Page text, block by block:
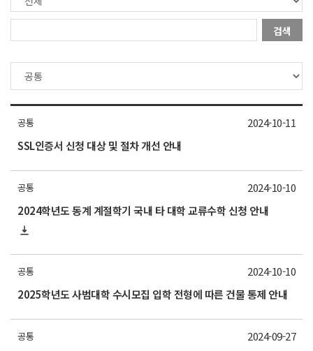
검색
공통
SSL인증서 신청 대상 및 절차 개선 안내
2024-10-11
공통
2024학년도 동계 계절학기 국내 타 대학 교류수학 신청 안내
2024-10-10
공통
2025학년도 사범대학 수시모집 입학 전형에 따른 건물 통제 안내
2024-10-10
공통 2024-09-27